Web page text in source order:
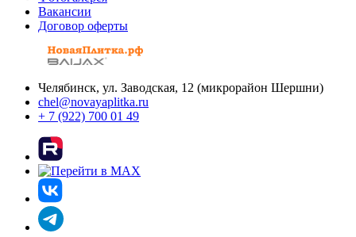
Вакансии
Договор оферты
Челябинск, ул. Заводская, 12 (микрорайон Шершни)
chel@novayaplitka.ru
+ 7 (922) 700 01 49